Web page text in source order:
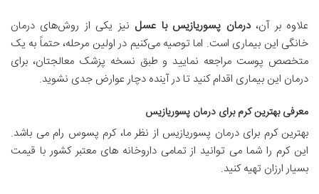
علاوه بر آن،درمان پسوریازیس با عسل نیز یکی از روش‌های درمان
خانگی این بیماری است. اما توصیه می‌کنیم در اولین مرحله، حتماً به یک
متخصص پوست مراجعه نمایید و طبق نسخه پزشک معالجتان، برای
درمان این بیماری اقدام کنید تا در آینده دچار عوارض جدی نشوید.
معرفی بهترین کرم برای درمان پسوریازیس
بهترین کرم برای درمان پسوریازیس از نظر ما، کرم پسوس رام می باشد.
این کرم را شما می توانید از تمامی داروخانه های معتبر کشور با قیمت
بسیار ارزان تهیه کنید.